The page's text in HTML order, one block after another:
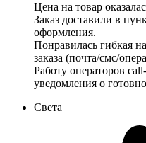
Цена на товар
Заказ доставили в
оформления.
Понравилась гибкая
заказа (почта/смс/
Работу операторов
уведомления о
Света